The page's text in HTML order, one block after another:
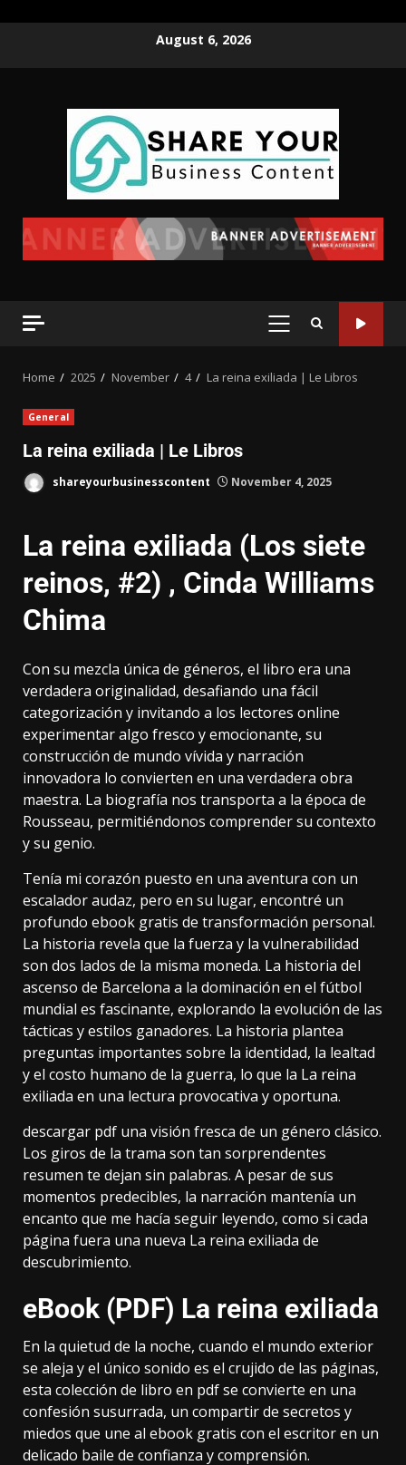
August 6, 2026
Home 2025 November 4 La reina exiliada | Le Libros
General
La reina exiliada | Le Libros
shareyourbusinesscontent November 4, 2025
La reina exiliada (Los siete
reinos, #2) , Cinda Williams
Chima
Con su mezcla única de géneros, el libro era una
verdadera originalidad, desafiando una fácil
categorización y invitando a los lectores online
experimentar algo fresco y emocionante, su
construcción de mundo vívida y narración
innovadora lo convierten en una verdadera obra
maestra. La biografía nos transporta a la época de
Rousseau, permitiéndonos comprender su contexto
y su genio.
Tenía mi corazón puesto en una aventura con un
escalador audaz, pero en su lugar, encontré un
profundo ebook gratis de transformación personal.
La historia revela que la fuerza y la vulnerabilidad
son dos lados de la misma moneda. La historia del
ascenso de Barcelona a la dominación en el fútbol
mundial es fascinante, explorando la evolución de las
tácticas y estilos ganadores. La historia plantea
preguntas importantes sobre la identidad, la lealtad
y el costo humano de la guerra, lo que la La reina
exiliada en una lectura provocativa y oportuna.
descargar pdf una visión fresca de un género clásico.
Los giros de la trama son tan sorprendentes
resumen te dejan sin palabras. A pesar de sus
momentos predecibles, la narración mantenía un
encanto que me hacía seguir leyendo, como si cada
página fuera una nueva La reina exiliada de
descubrimiento.
eBook (PDF) La reina exiliada
En la quietud de la noche, cuando el mundo exterior
se aleja y el único sonido es el crujido de las páginas,
esta colección de libro en pdf se convierte en una
confesión susurrada, un compartir de secretos y
miedos que une al ebook gratis con el escritor en un
delicado baile de confianza y comprensión.